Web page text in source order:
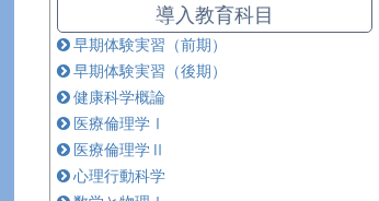
導入教育科目
早期体験実習（前期）
早期体験実習（後期）
健康科学概論
医療倫理学Ⅰ
医療倫理学Ⅱ
心理行動科学